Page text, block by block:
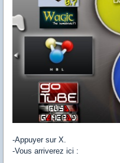
-Appuyer sur X.
-Vous arriverez ici :